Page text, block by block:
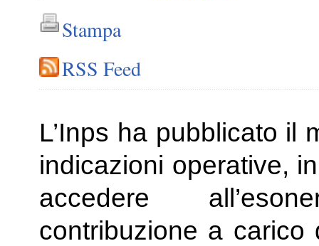
Stampa
RSS Feed
L’Inps ha pubblicato il
indicazioni operative,
accedere
contribuzione a